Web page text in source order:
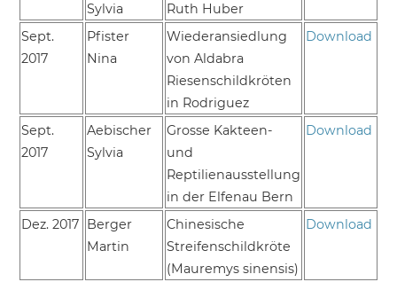
Sylvia
Ruth Huber
Sept.
2017
Pfister
Nina
Wiederansiedlung
von Aldabra
Riesenschildkröten
in Rodriguez
Download
Sept.
2017
Aebischer
Sylvia
Grosse Kakteen-
und
Reptilienausstellung
in der Elfenau Bern
Download
Dez. 2017 Berger
Martin
Chinesische
Streifenschildkröte
(Mauremys sinensis)
Download